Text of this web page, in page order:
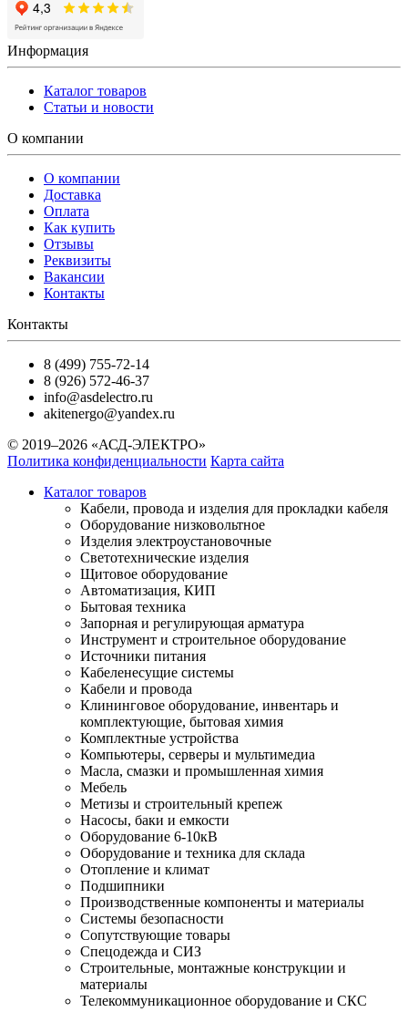
Информация
Каталог товаров
Статьи и новости
О компании
О компании
Доставка
Оплата
Как купить
Отзывы
Реквизиты
Вакансии
Контакты
Контакты
8 (499) 755-72-14
8 (926) 572-46-37
info@asdelectro.ru
akitenergo@yandex.ru
© 2019–2026 «АСД-ЭЛЕКТРО»
Политика конфиденциальности Карта сайта
Каталог товаров
Кабели, провода и изделия для прокладки кабеля
Оборудование низковольтное
Изделия электроустановочные
Светотехнические изделия
Щитовое оборудование
Автоматизация, КИП
Бытовая техника
Запорная и регулирующая арматура
Инструмент и строительное оборудование
Источники питания
Кабеленесущие системы
Кабели и провода
Клининговое оборудование, инвентарь и
комплектующие, бытовая химия
Комплектные устройства
Компьютеры, серверы и мультимедиа
Масла, смазки и промышленная химия
Мебель
Метизы и строительный крепеж
Насосы, баки и емкости
Оборудование 6-10кВ
Оборудование и техника для склада
Отопление и климат
Подшипники
Производственные компоненты и материалы
Системы безопасности
Сопутствующие товары
Спецодежда и СИЗ
Строительные, монтажные конструкции и
материалы
Телекоммуникационное оборудование и СКС